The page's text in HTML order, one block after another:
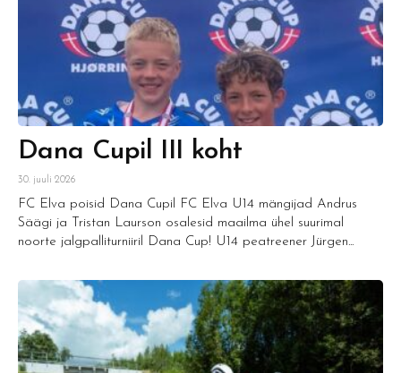
Dana Cupil III koht
30. juuli 2026
FC Elva poisid Dana Cupil FC Elva U14 mängijad Andrus
Säägi ja Tristan Laurson osalesid maailma ühel suurimal
noorte jalgpalliturniiril Dana Cup! U14 peatreener Jürgen...